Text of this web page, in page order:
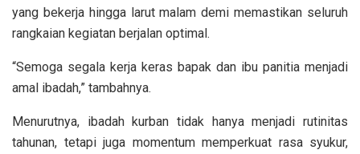
yang bekerja hingga larut malam demi memastikan seluruh
rangkaian kegiatan berjalan optimal.
“Semoga segala kerja keras bapak dan ibu panitia menjadi
amal ibadah,” tambahnya.
Menurutnya, ibadah kurban tidak hanya menjadi rutinitas
tahunan, tetapi juga momentum memperkuat rasa syukur,